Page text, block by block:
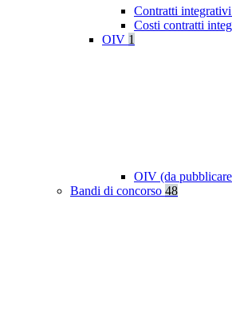
Contratti integrativi
Costi contratti
OIV 1
OIV (da
Bandi di concorso 48